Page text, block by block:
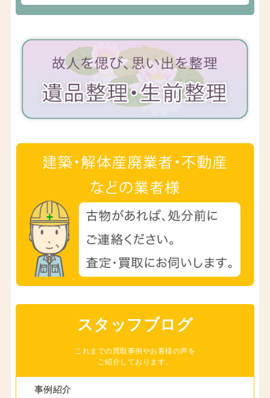
スタッフブログ
これまでの買取事例やお客様の声を
ご紹介しております。
事例紹介